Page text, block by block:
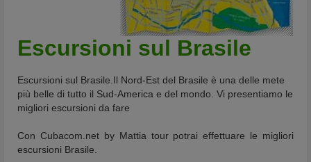
Escursioni sul Brasile
Escursioni sul Brasile.Il Nord-Est del Brasile è una delle mete
più belle di tutto il Sud-America e del mondo. Vi presentiamo le
migliori escursioni da fare
Con Cubacom.net by Mattia tour potrai effettuare le migliori
escursioni Brasile.